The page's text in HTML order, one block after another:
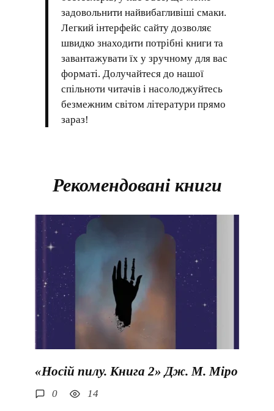
задовольнити найвибагливіші смаки.
Легкий інтерфейс сайту дозволяє
швидко знаходити потрібні книги та
завантажувати їх у зручному для вас
форматі. Долучайтеся до нашої
спільноти читачів і насолоджуйтесь
безмежним світом літератури прямо
зараз!
Рекомендовані книги
«Носій пилу. Книга 2» Дж. М. Міро
0 14